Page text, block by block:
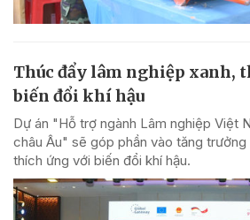
Thúc đẩy lâm nghiệp xanh,
biến đổi khí hậu
Dự án "Hỗ trợ ngành Lâm nghiệp Việt
châu Âu" sẽ góp phần vào tăng trưởng
thích ứng với biến đổi khí hậu.